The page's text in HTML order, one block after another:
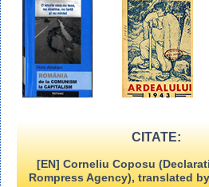
CITATE:
[EN] Corneliu Coposu
Rompress Agency), translated